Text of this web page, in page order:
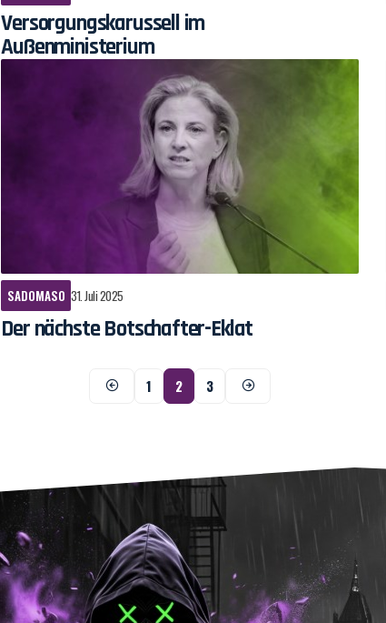
Versorgungskarussell im
Außenministerium
SADOMASO 31. Juli 2025
Der nächste Botschafter-Eklat
1 2 3